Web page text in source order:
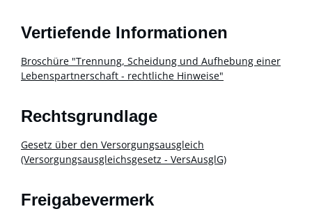
Vertiefende Informationen
Broschüre "Trennung, Scheidung und Aufhebung einer
Lebenspartnerschaft - rechtliche Hinweise"
Rechtsgrundlage
Gesetz über den Versorgungsausgleich
(Versorgungsausgleichsgesetz - VersAusglG)
Freigabevermerk